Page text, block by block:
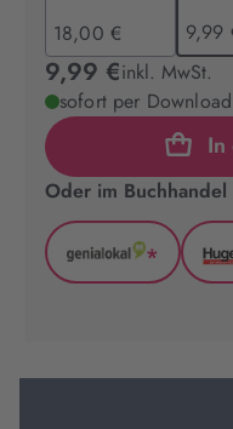
18,00 €
9,99
9,99 €inkl. MwSt.
sofort per
In
Oder im
GenialLokal
Tab
*